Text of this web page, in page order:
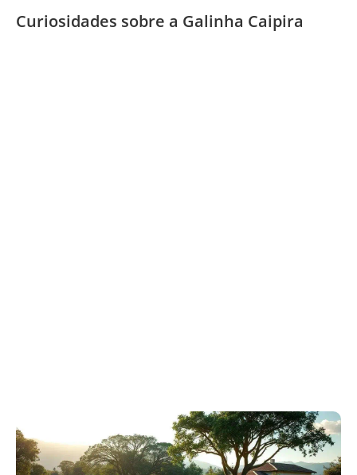
Curiosidades sobre a Galinha Caipira